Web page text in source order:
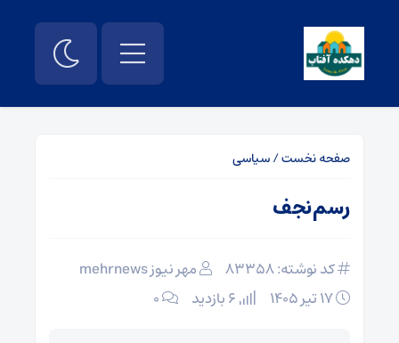
صفحه نخست/سیاسی
رسم نجف
کد نوشته: 83358
مهر نیوز mehrnews
۰